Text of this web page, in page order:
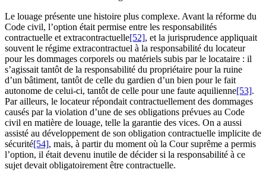
Le louage présente une histoire plus complexe. Avant la réforme du
Code civil, l’option était permise entre les responsabilités
contractuelle et extracontractuelle[52], et la jurisprudence appliquait
souvent le régime extracontractuel à la responsabilité du locateur
pour les dommages corporels ou matériels subis par le locataire : il
s’agissait tantôt de la responsabilité du propriétaire pour la ruine
d’un bâtiment, tantôt de celle du gardien d’un bien pour le fait
autonome de celui-ci, tantôt de celle pour une faute aquilienne[53].
Par ailleurs, le locateur répondait contractuellement des dommages
causés par la violation d’une de ses obligations prévues au Code
civil en matière de louage, telle la garantie des vices. On a aussi
assisté au développement de son obligation contractuelle implicite de
sécurité[54], mais, à partir du moment où la Cour suprême a permis
l’option, il était devenu inutile de décider si la responsabilité à ce
sujet devait obligatoirement être contractuelle.